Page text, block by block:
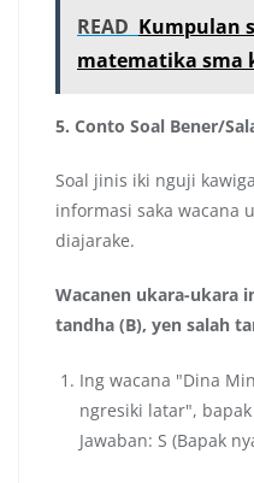
READ Kumpulan
matematika sma
5. Conto Soal Bener/
Soal jinis iki nguji
informasi saka wacana
diajarake.
Wacanen ukara-ukara
tandha (B), yen salah
Ing wacana "Dina
ngresiki latar",
Jawaban: S (Bapak